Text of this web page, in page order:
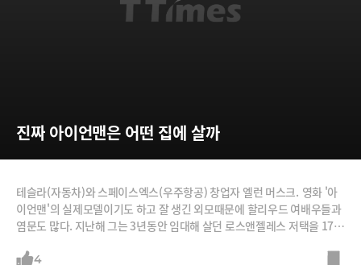
진짜 아이언맨은 어떤 집에 살까
테슬라(자동차)와 스페이스엑스(우주항공) 창업자 엘런 머스크. 영화 '아
이언맨'의 실제모델이기도 하고 잘 생긴 외모때문에 할리우드 여배우들과
염문도 많다. 지난해 그는 3년동안 임대해 살던 로스앤젤레스 저택을 170
택을 소개했다.
4